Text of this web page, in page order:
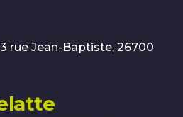
rue Jean-Baptiste, 26700